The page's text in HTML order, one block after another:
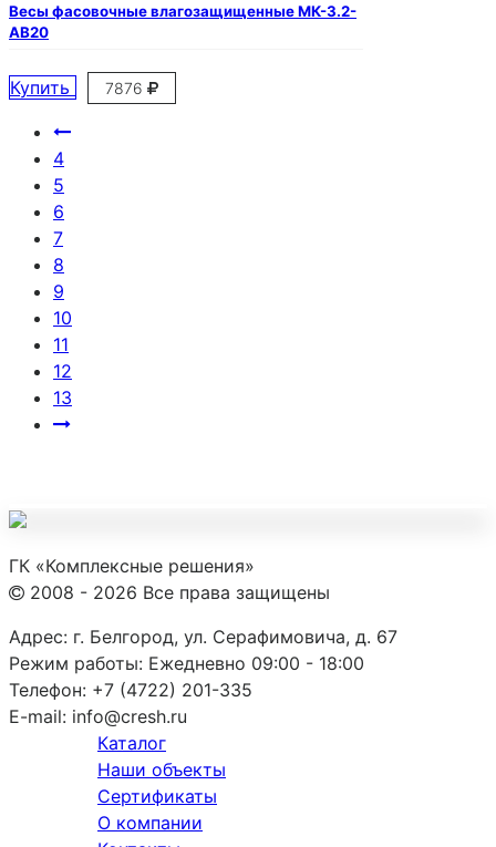
Весы фасовочные влагозащищенные МК-3.2-
АВ20
Купить 7876
4
5
6
7
8
9
10
11
12
13
ГК «Комплексные решения»
2008 - 2026 Все права защищены
Адрес: г. Белгород, ул. Серафимовича, д. 67
Режим работы: Ежедневно 09:00 - 18:00
Телефон: +7 (4722) 201-335
E-mail: info@cresh.ru
Каталог
Наши объекты
Сертификаты
О компании